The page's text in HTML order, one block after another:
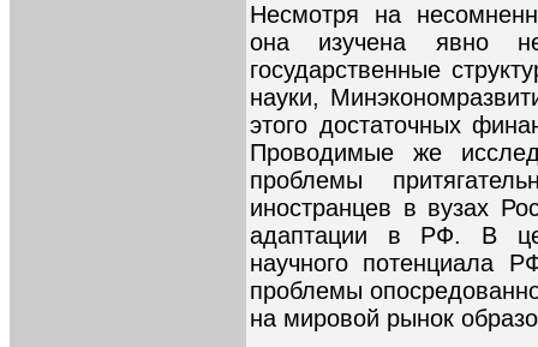
Несмотря на
она изучена явно
государственные
науки,
этого достаточных
Проводимые же
проблемы
иностранцев в вузах
адаптации в РФ. В
научного потенциала
проблемы
на мировой рынок